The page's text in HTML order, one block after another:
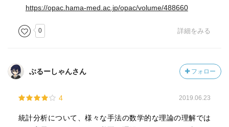
https://opac.hama-med.ac.jp/opac/volume/488660
0 詳細をみる
ぶるーしゃんさん フォロー
4 2019.06.23
統計分析について、様々な手法の数学的な理論の理解では